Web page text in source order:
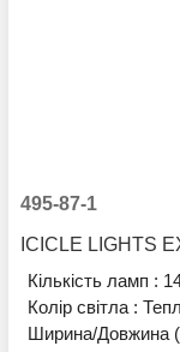
495-87-1
ICICLE LIGHTS
Кількість ламп :
Колір світла :
Ширина/Довжина